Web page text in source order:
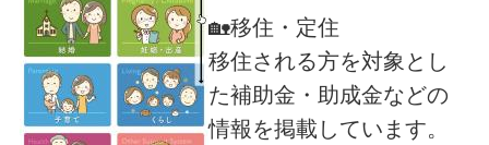
🏡移住・定住
移住される方を対象とし
た補助金・助成金などの
情報を掲載しています。